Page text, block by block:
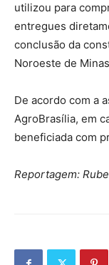
utilizou para
entregues
conclusão da
Noroeste de
De acordo com a
AgroBrasília, em
beneficiada com
Reportagem: